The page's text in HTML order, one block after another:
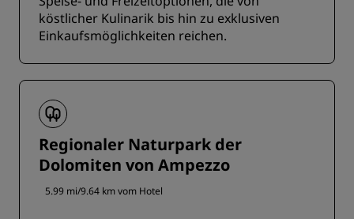
köstlicher Kulinarik bis hin zu exklusiven
Einkaufsmöglichkeiten reichen.
Regionaler Naturpark der
Dolomiten von Ampezzo
5.99 mi/9.64 km vom Hotel